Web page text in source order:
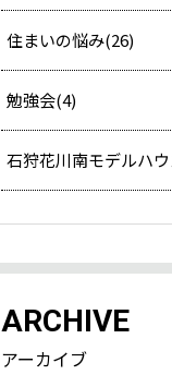
住まいの悩み(26)
勉強会(4)
石狩花川南モデルハ
ARCHIVE
アーカイブ